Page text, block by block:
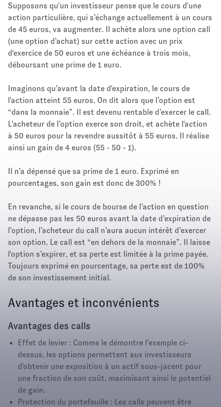
Supposons qu'un investisseur pense que le cours d'une
action particulière, qui s’échange actuellement à un cours
de 45 euros, va augmenter. Il achète alors une option call
(une option d’achat) sur cette action avec un prix
d'exercice de 50 euros et une échéance à trois mois,
déboursant une prime de 1 euro.
Imaginons qu’avant la date d'expiration, le cours de
l'action atteint 55 euros. On dit alors que l’option est
“dans la monnaie”. Il est devenu rentable d’exercer le call.
L'acheteur de l’option exerce son droit, et achète l'action
à 50 euros pour la revendre aussitôt à 55 euros. Il réalise
ainsi un gain de 4 euros (55 - 50 - 1).
Il n’a dépensé que sa prime de 1 euro. Exprimé en
pourcentages, son gain est donc de 300% !
En revanche, si le cours de bourse de l’action en question
ne dépasse pas les 50 euros avant la date d’expiration de
l’option, l’acheteur du call n’aura aucun intérêt d’exercer
son option. Le call est “en dehors de la monnaie”. Il laisse
l'option s’expirer, et sa perte est limitée à la prime payée.
Toujours exprimé en pourcentage, sa perte est de 100%
de son investissement initial.
Avantages et inconvénients
Avantages des calls
Effet de levier : Comme le démontre l’exemple ci-
dessus, les options permettent aux investisseurs
d'obtenir une exposition à un actif sous-jacent pour
une fraction de son coût, maximisant ainsi le potentiel
de gain.
Protection du portefeuille : Les calls peuvent être